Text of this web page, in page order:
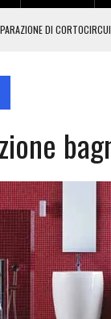
DI
DESIO
SENSITIVA MORGANA